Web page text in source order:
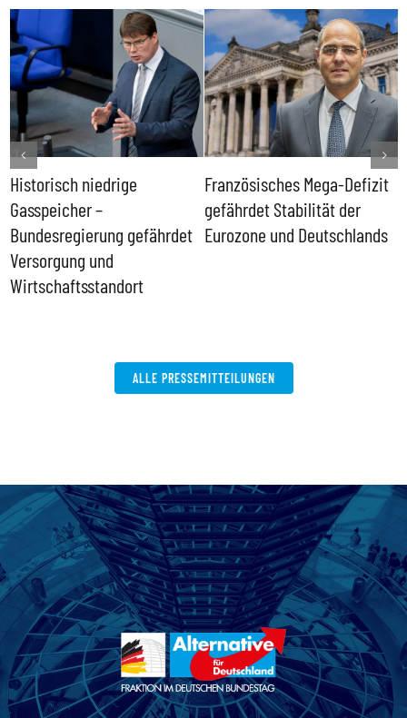
Historisch niedrige
Gasspeicher –
Bundesregierung gefährdet
Versorgung und
Wirtschaftsstandort
Französisches Mega-Defizit
gefährdet Stabilität der
Eurozone und Deutschlands
ALLE PRESSEMITTEILUNGEN